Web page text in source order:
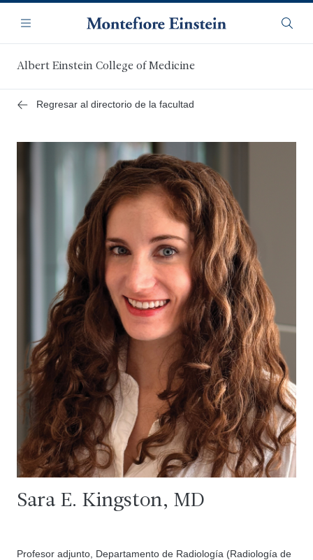
contenido
principal
Navegación
Menú
Albert Einstein College of Medicine
Regresar al directorio de la facultad
Sara E. Kingston, MD
Profesor adjunto, Departamento de Radiología (Radiología de